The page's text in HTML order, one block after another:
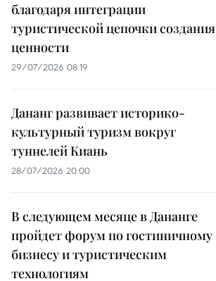
благодаря интеграции
туристической цепочки создания
ценности
29/07/2026 08:19
Дананг развивает историко-
культурный туризм вокруг
туннелей Киань
28/07/2026 20:00
В следующем месяце в Дананге
пройдет форум по гостиничному
бизнесу и туристическим
технологиям